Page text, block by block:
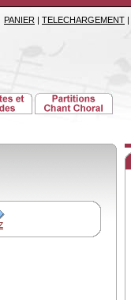
PANIER | TELECHARGEMENT |